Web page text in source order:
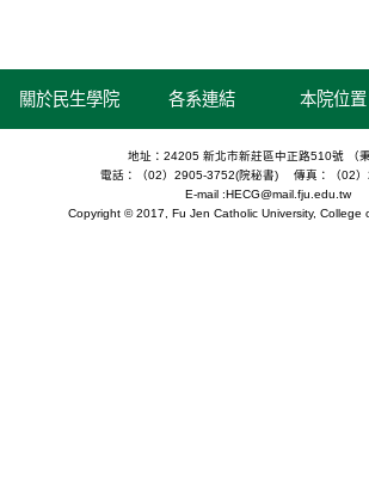
關於民生學院 各系連結 本院位置
地址：24205 新北市新莊區中正路510號 （秉
電話：（02）2905-3752(院秘書) 傳真：（02
E-mail :HECG@mail.fju.edu.tw
Copyright © 2017, Fu Jen Catholic University, College